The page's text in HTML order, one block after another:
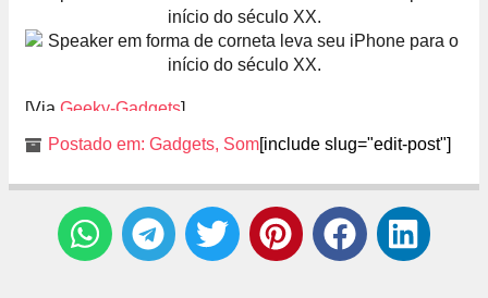
[Via Geeky-Gadgets]
Postado em: Gadgets, Som[include slug="edit-post"]